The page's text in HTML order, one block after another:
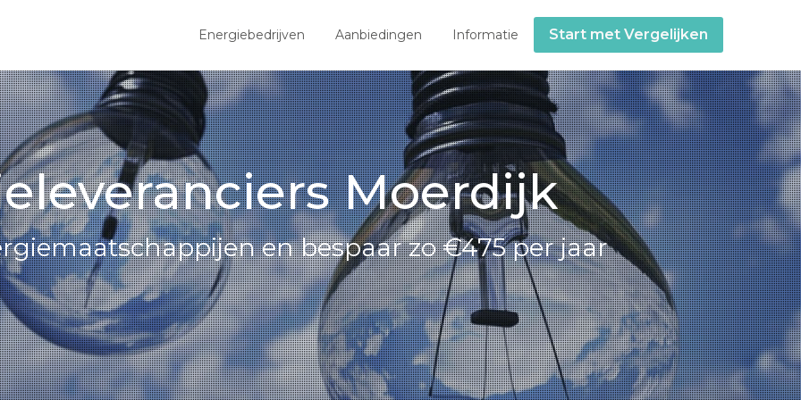
Energiebedrijven Aanbiedingen Informatie Start met Vergelijken
Moerdijk
en bespaar zo €475 per jaar